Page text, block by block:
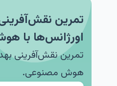
تمرین
اورژانس‌ها با
تمرین نقش‌آفرینی
هوش مصنوعی.